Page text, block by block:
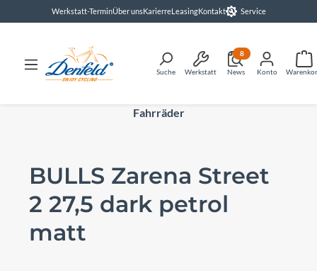
springenWerkstatt-TerminÜber unsKarierreLeasingKontakt Service
Suche Werkstatt News
8
Konto
Fahrräder
BULLS Zarena Street
2 27,5 dark petrol
matt